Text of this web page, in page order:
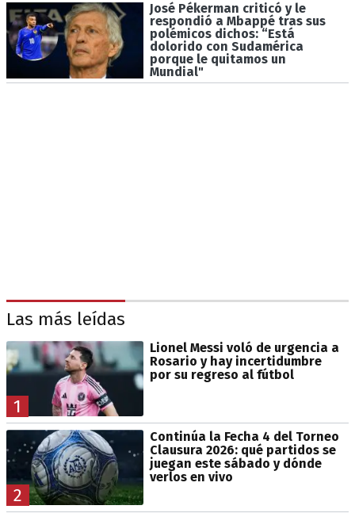
José Pékerman criticó y le
respondió a Mbappé tras sus
polémicos dichos: “Está
dolorido con Sudamérica
porque le quitamos un
Mundial"
Las más leídas
1
Lionel Messi voló de urgencia a
Rosario y hay incertidumbre
por su regreso al fútbol
2
Continúa la Fecha 4 del Torneo
Clausura 2026: qué partidos se
juegan este sábado y dónde
verlos en vivo